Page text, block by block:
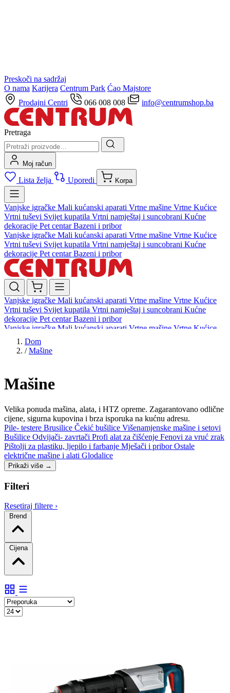
Preskoči na sadržaj
O nama Karijera Centrum Park Ćao Majstore
Prodajni Centri
066 008 008 info@centrumshop.ba
Pretraga
Moj račun
Lista želja Uporedi Korpa
Vanjske igračke Mali kućanski aparati Vrtne mašine Vrtne Kućice
Vrtni tuševi Svijet kupatila Vrtni namještaj i suncobrani Kućne
dekoracije Pet centarBazeni i pribor
Vanjske igračke Mali kućanski aparati Vrtne mašine Vrtne Kućice
Vrtni tuševi Svijet kupatila Vrtni namještaj i suncobrani Kućne
dekoracije Pet centarBazeni i pribor
Vanjske igračke Mali kućanski aparati Vrtne mašine Vrtne Kućice
Vrtni tuševi Svijet kupatila Vrtni namještaj i suncobrani Kućne
dekoracije Pet centarBazeni i pribor
Vanjske igračke Mali kućanski aparati Vrtne mašine Vrtne Kućice
Vrtni tuševi
dekoracijePet centar
Dom
/ Mašine
Mašine
Velika ponuda mašina, alata, i HTZ opreme. Zagarantovano odlične
cijene, sigurna kupovina i brza isporuka na kućnu adresu.
Pile- testere Brusilice Čekić bušilice Višenamjenske mašine i setovi
Bušilice Odvijači- zavrtači Profi alat za čišćenje Fenovi za vruć zrak
Pištolji za plastiku, ljepilo i farbanje Mješači i priborOstale
električne mašine i alati Glodalice
Prikaži više →
Filteri
Resetiraj filtere ›
Brend
Cijena